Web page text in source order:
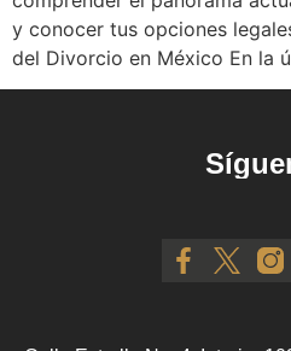
y conocer tus opciones
del Divorcio en México En la